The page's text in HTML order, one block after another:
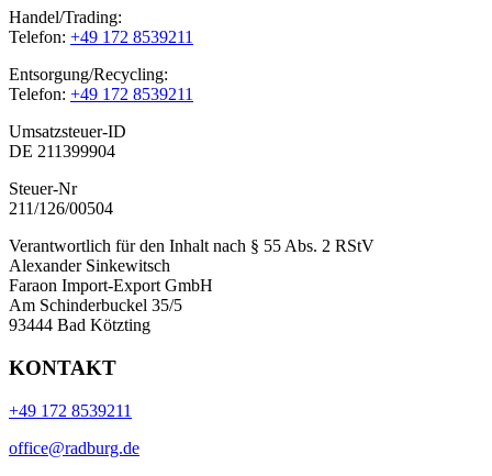
Handel/Trading:
Telefon: +49 172 8539211
Entsorgung/Recycling:
Telefon: +49 172 8539211
Umsatzsteuer-ID
DE 211399904
Steuer-Nr
211/126/00504
Verantwortlich für den Inhalt nach § 55 Abs. 2 RStV
Alexander Sinkewitsch
Faraon Import-Export GmbH
Am Schinderbuckel 35/5
93444 Bad Kötzting
KONTAKT
+49 172 8539211
office@radburg.de